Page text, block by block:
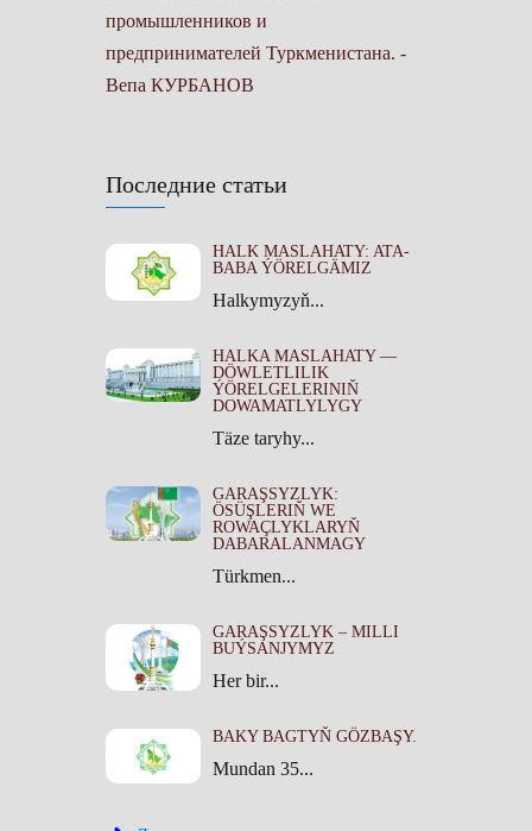
Последние статьи
HALK MASLAHATY: ATA-
BABA ÝÖRELGÄMIZ
Halkymyzyň...
HALKA MASLAHATY —
DÖWLETLILIK
ÝÖRELGELERINIŇ
DOWAMATLYLYGY
Täze taryhy...
GARAŞSYZLYK:
ÖSÜŞLERIŇ WE
ROWAÇLYKLARYŇ
DABARALANMAGY
Türkmen...
GARAŞSYZLYK – MILLI
BUÝSANJYMYZ
Her bir...
BAKY BAGTYŇ GÖZBAŞY.
Mundan 35...
промышленников и
предпринимателей Туркменистана. -
Вепа КУРБАНОВ